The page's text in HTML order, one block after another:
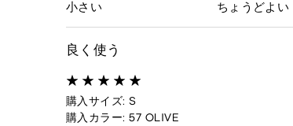
小さい ちょうどよい
良く使う
購入サイズ: S
購入カラー: 57 OLIVE